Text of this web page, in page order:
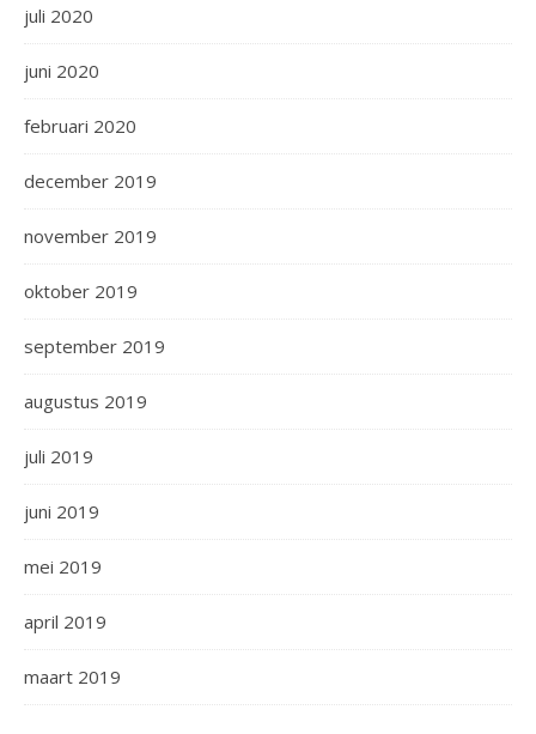
juli 2020
juni 2020
februari 2020
december 2019
november 2019
oktober 2019
september 2019
augustus 2019
juli 2019
juni 2019
mei 2019
april 2019
maart 2019